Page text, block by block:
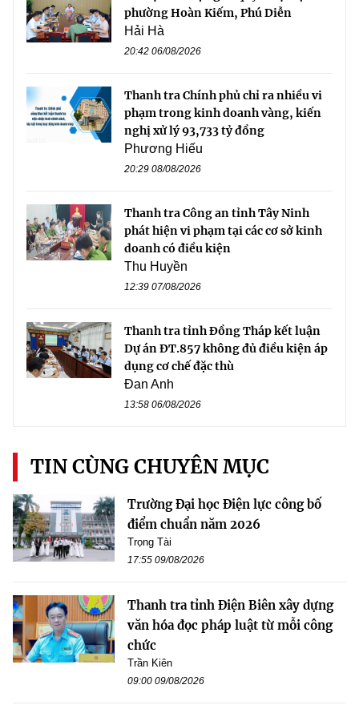
phường Hoàn Kiếm, Phú Diễn
Hải Hà
20:42 06/08/2026
Thanh tra Chính phủ chỉ ra nhiều vi
phạm trong kinh doanh vàng, kiến
nghị xử lý 93,733 tỷ đồng
Phương Hiếu
20:29 08/08/2026
Thanh tra Công an tỉnh Tây Ninh
phát hiện vi phạm tại các cơ sở kinh
doanh có điều kiện
Thu Huyền
12:39 07/08/2026
Thanh tra tỉnh Đồng Tháp kết luận
Dự án ĐT.857 không đủ điều kiện áp
dụng cơ chế đặc thù
Đan Anh
13:58 06/08/2026
TIN CÙNG CHUYÊN MỤC
Trường Đại học Điện lực công bố
điểm chuẩn năm 2026
Trọng Tài
17:55 09/08/2026
Thanh tra tỉnh Điện Biên xây dựng
văn hóa đọc pháp luật từ mỗi công
chức
Trần Kiên
09:00 09/08/2026